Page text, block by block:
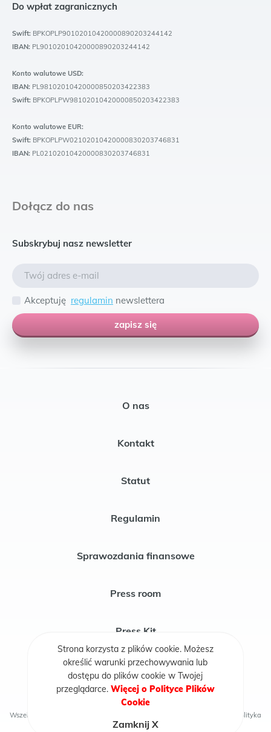
Do wpłat zagranicznych
Swift: BPKOPLP90102010420000890203244142
IBAN: PL90102010420000890203244142
Konto walutowe USD:
IBAN: PL98102010420000850203422383
Swift: BPKOPLPW98102010420000850203422383
Konto walutowe EUR:
Swift: BPKOPLPW02102010420000830203746831
IBAN: PL02102010420000830203746831
Dołącz do nas
Subskrybuj nasz newsletter
Akceptuję regulamin newslettera
zapisz się
O nas
Kontakt
Statut
Regulamin
Sprawozdania finansowe
Press room
Press Kit
Publikacje
Wszelkie prawa zastrzeżone © 2026 Fundacja Rycerze i Księżniczki
Polityka
cookie
Strona korzysta z plików cookie. Możesz
określić warunki przechowywania lub
dostępu do plików cookie w Twojej
przeglądarce. Więcej o Polityce Plików
Cookie
Zamknij X